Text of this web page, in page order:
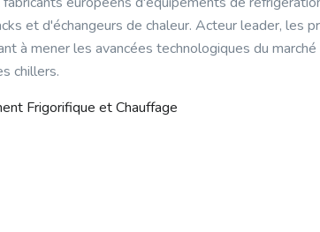
et d'échangeurs de chaleur. Acteur leader, les
à mener les avancées technologiques du
chillers.
Frigorifique et Chauffage